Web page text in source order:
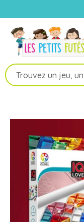
Recherche
de
produits